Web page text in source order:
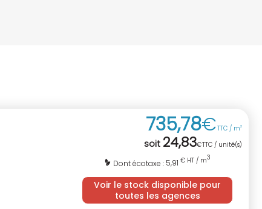
735,78€TTC / m3
soit 24,83€TTC / unité(s)
Dont écotaxe : 5,91 € HT / m3
Voir le stock disponible pour
toutes les agences